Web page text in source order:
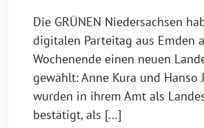
Die GRÜNEN Niedersachsen
digitalen Parteitag aus Emden
Wochenende einen neuen
gewählt: Anne Kura und Hanso
wurden in ihrem Amt als
bestätigt, als […]